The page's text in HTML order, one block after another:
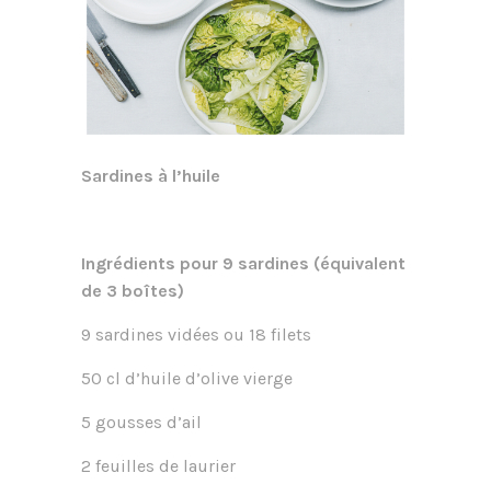
Sardines à l’huile
Ingrédients pour 9 sardines (équivalent
de 3 boîtes)
9 sardines vidées ou 18 filets
50 cl d’huile d’olive vierge
5 gousses d’ail
2 feuilles de laurier